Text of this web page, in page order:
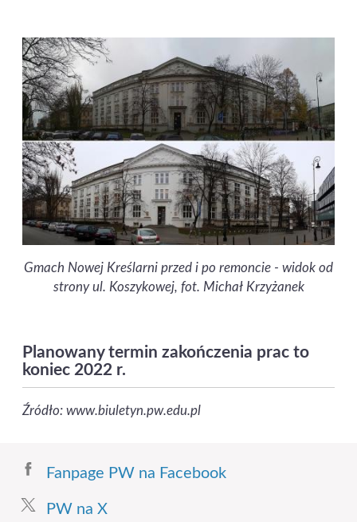
Gmach Nowej Kreślarni przed i po remoncie - widok od
strony ul. Koszykowej, fot. Michał Krzyżanek
Planowany termin zakończenia prac to
koniec 2022 r.
Źródło: www.biuletyn.pw.edu.pl
Fanpage PW na Facebook
PW na X